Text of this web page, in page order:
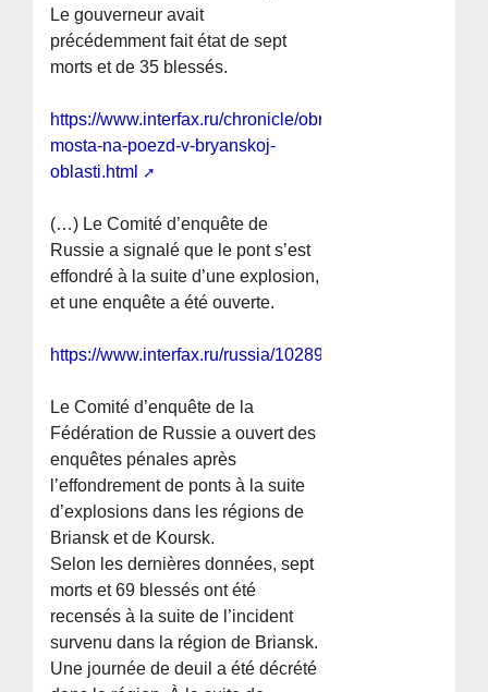
Le gouverneur avait
précédemment fait état de sept
morts et de 35 blessés.
https://www.interfax.ru/chronicle/obrushenie-
mosta-na-poezd-v-bryanskoj-
oblasti.html
(…) Le Comité d’enquête de
Russie a signalé que le pont s’est
effondré à la suite d’une explosion,
et une enquête a été ouverte.
https://www.interfax.ru/russia/1028933
Le Comité d’enquête de la
Fédération de Russie a ouvert des
enquêtes pénales après
l’effondrement de ponts à la suite
d’explosions dans les régions de
Briansk et de Koursk.
Selon les dernières données, sept
morts et 69 blessés ont été
recensés à la suite de l’incident
survenu dans la région de Briansk.
Une journée de deuil a été décrété